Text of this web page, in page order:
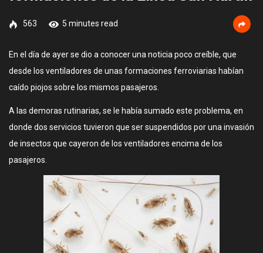
563 5 minutes read
En el día de ayer se dio a conocer una noticia poco creíble, que
desde los ventiladores de unas formaciones ferroviarias habían
caído piojos sobre los mismos pasajeros.
A las demoras rutinarias, se le había sumado este problema, en
donde dos servicios tuvieron que ser suspendidos por una invasión
de insectos que cayeron de los ventiladores encima de los
pasajeros.